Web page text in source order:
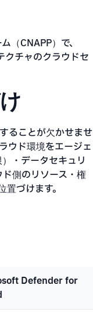
（CNAPP）で、
クチャのクラウドセ
ることが欠かせませ
ウド環境をエージェ
・データセキュリ
側のリソース・権
づけます。
Defender for